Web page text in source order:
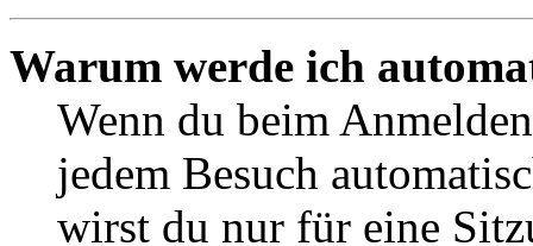
Warum werde ich
Wenn du beim
jedem Besuch
wirst du nur für eine